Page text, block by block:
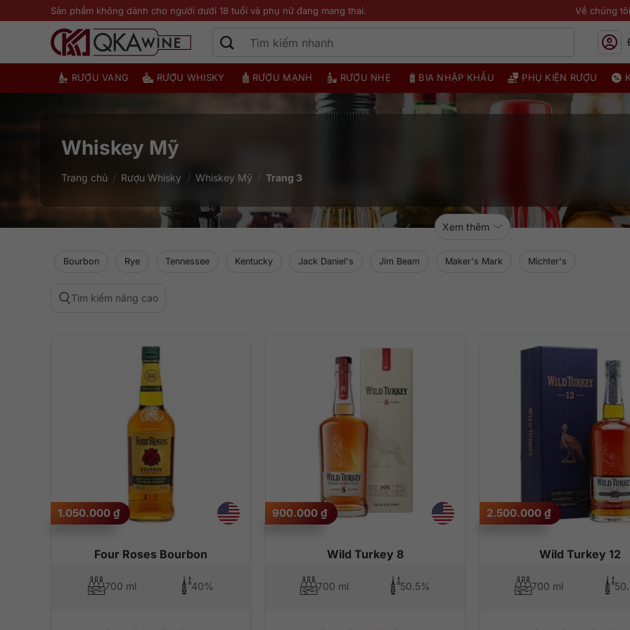
qua
Sản phẩm không dành cho người dưới 18 tuổi và phụ nữ đang mang thai. Về chúng tôi
RƯỢU VANG RƯỢU WHISKY RƯỢU MẠNH RƯỢU NHẸ BIA NHẬP KHẨU PHỤ KIỆN RƯỢU
Whiskey Mỹ
Trang chủ / Rượu Whisky / Whiskey Mỹ Trang 3
Xem thêm
Bourbon Rye Tennessee Kentucky Jack Daniel's Jim Beam Maker's Mark Michter's
Tìm kiếm nâng cao
Four Roses Bourbon
1.050.000 ₫
700 ml 40%
Wild Turkey 8
900.000 ₫
700 ml 50.5%
Wild Turkey 12
2.500.000 ₫
700 ml